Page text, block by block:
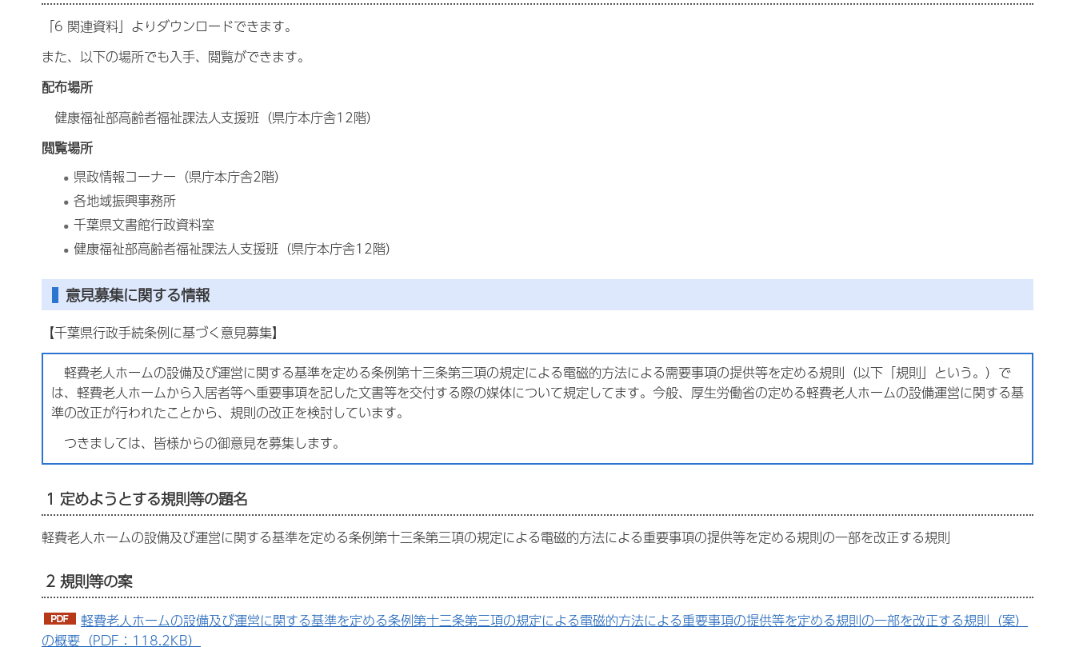
「6 関連資料」よりダウンロードできます。
また、以下の場所でも入手、閲覧ができます。
配布場所
健康福祉部高齢者福祉課法人支援班（県庁本庁舎12階）
閲覧場所
県政情報コーナー（県庁本庁舎2階）
各地域振興事務所
千葉県文書館行政資料室
健康福祉部高齢者福祉課法人支援班（県庁本庁舎12階）
意見募集に関する情報
【千葉県行政手続条例に基づく意見募集】
軽費老人ホームの設備及び運営に関する基準を定める条例第十三条第三項の規定による電磁的方法による需要事項の提供等を定める規則（以下「規則」という。）で
は、軽費老人ホームから入居者等へ重要事項を記した文書等を交付する際の媒体について規定してます。今般、厚生労働省の定める軽費老人ホームの設備運営に関する基
準の改正が行われたことから、規則の改正を検討しています。
つきましては、皆様からの御意見を募集します。
1 定めようとする規則等の題名
軽費老人ホームの設備及び運営に関する基準を定める条例第十三条第三項の規定による電磁的方法による重要事項の提供等を定める規則の一部を改正する規則
2 規則等の案
軽費老人ホームの設備及び運営に関する基準を定める条例第十三条第三項の規定による電磁的方法による重要事項の提供等を定める規則の一部を改正する規則（案）
の概要（PDF：118.2KB）